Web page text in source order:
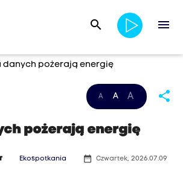
search menu
danych pożerają energię
A A A share
pożerają energię
Ekospotkania date_range Czwartek, 2026.07.09